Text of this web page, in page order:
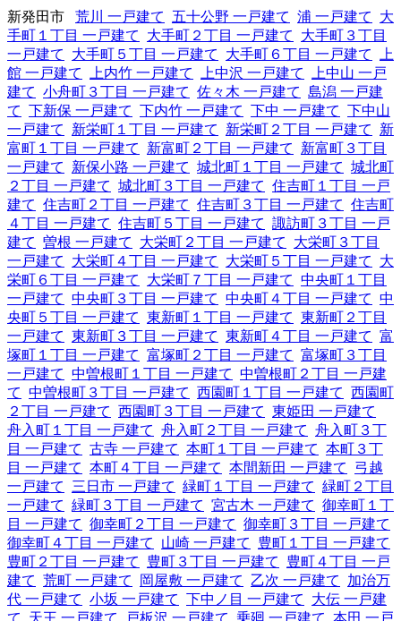
新発田市 荒川 一戸建て 五十公野 一戸建て 浦 一戸建て
大
手町１丁目 一戸建て
大手町２丁目 一戸建て
大手町３丁目
一戸建て
大手町５丁目 一戸建て 大手町６丁目 一戸建て
上
館 一戸建て
上内竹 一戸建て 上中沢 一戸建て
上中山 一戸
建て 小舟町３丁目 一戸建て 佐々木 一戸建て 島潟 一戸建
て 下新保 一戸建て 下内竹 一戸建て 下中 一戸建て 下中山
一戸建て
新栄町１丁目 一戸建て 新栄町２丁目 一戸建て
新
富町１丁目 一戸建て
新富町２丁目 一戸建て
新富町３丁目
一戸建て
新保小路 一戸建て 城北町１丁目 一戸建て 城北町
２丁目 一戸建て 城北町３丁目 一戸建て 住吉町１丁目 一戸
建て 住吉町２丁目 一戸建て 住吉町３丁目 一戸建て 住吉町
４丁目 一戸建て 住吉町５丁目 一戸建て 諏訪町３丁目 一戸
建て 曽根 一戸建て 大栄町２丁目 一戸建て
大栄町３丁目
一戸建て
大栄町４丁目 一戸建て 大栄町５丁目 一戸建て
大
栄町６丁目 一戸建て
大栄町７丁目 一戸建て 中央町１丁目
一戸建て 中央町３丁目 一戸建て 中央町４丁目 一戸建て 中
央町５丁目 一戸建て 東新町１丁目 一戸建て 東新町２丁目
一戸建て 東新町３丁目 一戸建て 東新町４丁目 一戸建て 富
塚町１丁目 一戸建て 富塚町２丁目 一戸建て 富塚町３丁目
一戸建て 中曽根町１丁目 一戸建て 中曽根町２丁目 一戸建
て 中曽根町３丁目 一戸建て 西園町１丁目 一戸建て 西園町
２丁目 一戸建て 西園町３丁目 一戸建て 東姫田 一戸建て
舟入町１丁目 一戸建て 舟入町２丁目 一戸建て 舟入町３丁
目 一戸建て 古寺 一戸建て 本町１丁目 一戸建て 本町３丁
目 一戸建て 本町４丁目 一戸建て 本間新田 一戸建て
弓越
一戸建て
三日市 一戸建て 緑町１丁目 一戸建て 緑町２丁目
一戸建て 緑町３丁目 一戸建て 宮古木 一戸建て 御幸町１丁
目 一戸建て 御幸町２丁目 一戸建て 御幸町３丁目 一戸建て
御幸町４丁目 一戸建て
山崎 一戸建て
豊町１丁目 一戸建て
豊町２丁目 一戸建て
豊町３丁目 一戸建て
豊町４丁目 一戸
建て 荒町 一戸建て 岡屋敷 一戸建て 乙次 一戸建て
加治万
代 一戸建て 小坂 一戸建て 下中ノ目 一戸建て
大伝 一戸建
て
天王 一戸建て 戸板沢 一戸建て 乗廻 一戸建て 本田 一戸